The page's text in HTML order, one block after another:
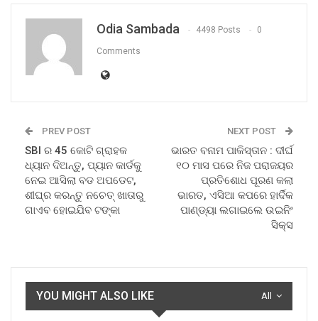
Odia Sambada 4498 Posts 0
Comments
PREV POST
SBI ର 45 କୋଟି ଗ୍ରାହକ
ଧ୍ୟାନ ଦିଅନ୍ତୁ, ପ୍ୟାନ କାର୍ଡକୁ
ନେଇ ଆସିଲା ବଡ ଅପଡେଟ,
ଶୀଘ୍ର କରନ୍ତୁ ନଚେତ୍ ଖାତାରୁ
ଗାଏବ ହୋଇଯିବ ଟଙ୍କା
NEXT POST
ଭାରତ ବନାମ ପାକିସ୍ତାନ : ଦୀର୍ଘ
୧୦ ମାସ ପରେ ନିଜ ପରାଜୟର
ପ୍ରତିଶୋଧ ପୂରଣ କଲା
ଭାରତ, ଏସିଆ କପରେ ହାର୍ଦିକ
ପାଣ୍ଡ୍ୟା ଲଗାଇଲେ ଉଇନିଂ
ସିକ୍ସ
All
YOU MIGHT ALSO LIKE